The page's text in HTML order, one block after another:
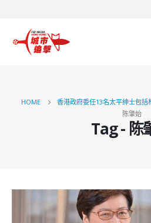
HOME 香港政府委任13名太平绅士包括
陈肇始
Tag - 陈